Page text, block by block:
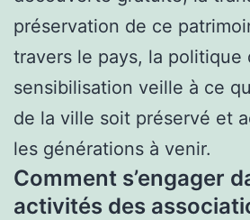
préservation de ce
travers le pays, la politique
sensibilisation veille à ce
de la ville soit préservé et
les générations à venir.
Comment s’engager
activités des